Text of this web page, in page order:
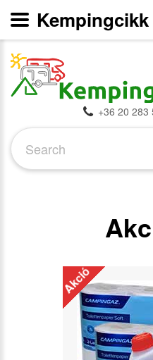
+36 20 283
Akció